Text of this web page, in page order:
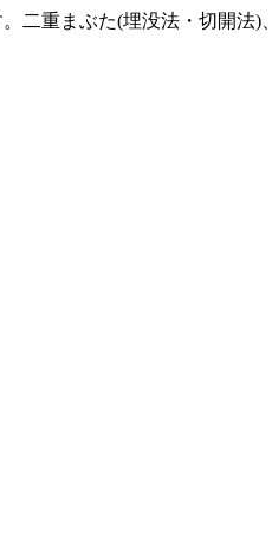
二重まぶた(埋没法・切開